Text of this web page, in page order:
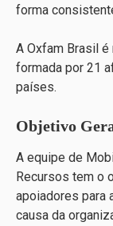
forma
A Oxfam Brasil
formada por 21
países.
Objetivo
A equipe de
Recursos tem o
apoiadores para
causa da